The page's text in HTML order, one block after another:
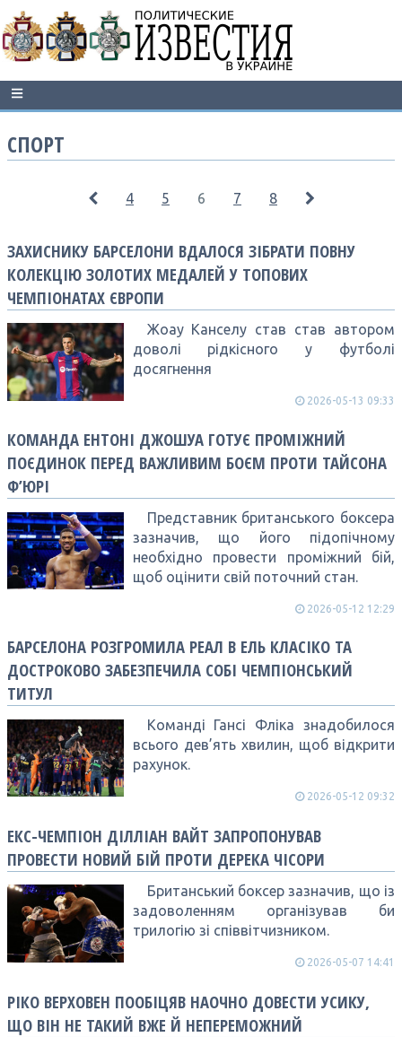
СПОРТ
4 5 6 7 8
ЗАХИСНИКУ БАРСЕЛОНИ ВДАЛОСЯ ЗІБРАТИ ПОВНУ
КОЛЕКЦІЮ ЗОЛОТИХ МЕДАЛЕЙ У ТОПОВИХ
ЧЕМПІОНАТАХ ЄВРОПИ
Жоау Канселу став став автором
доволі рідкісного у футболі
досягнення
2026-05-13 09:33
КОМАНДА ЕНТОНІ ДЖОШУА ГОТУЄ ПРОМІЖНИЙ
ПОЄДИНОК ПЕРЕД ВАЖЛИВИМ БОЄМ ПРОТИ ТАЙСОНА
Ф’ЮРІ
Представник британського боксера
зазначив, що його підопічному
необхідно провести проміжний бій,
щоб оцінити свій поточний стан.
2026-05-12 12:29
БАРСЕЛОНА РОЗГРОМИЛА РЕАЛ В ЕЛЬ КЛАСІКО ТА
ДОСТРОКОВО ЗАБЕЗПЕЧИЛА СОБІ ЧЕМПІОНСЬКИЙ
ТИТУЛ
Команді Гансі Фліка знадобилося
всього дев’ять хвилин, щоб відкрити
рахунок.
2026-05-12 09:32
ЕКС-ЧЕМПІОН ДІЛЛІАН ВАЙТ ЗАПРОПОНУВАВ
ПРОВЕСТИ НОВИЙ БІЙ ПРОТИ ДЕРЕКА ЧІСОРИ
Британський боксер зазначив, що із
задоволенням організував би
трилогію зі співвітчизником.
2026-05-07 14:41
РІКО ВЕРХОВЕН ПООБІЦЯВ НАОЧНО ДОВЕСТИ УСИКУ,
ЩО ВІН НЕ ТАКИЙ ВЖЕ Й НЕПЕРЕМОЖНИЙ